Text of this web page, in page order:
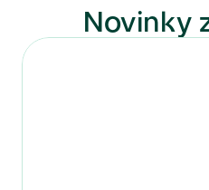
Novinky